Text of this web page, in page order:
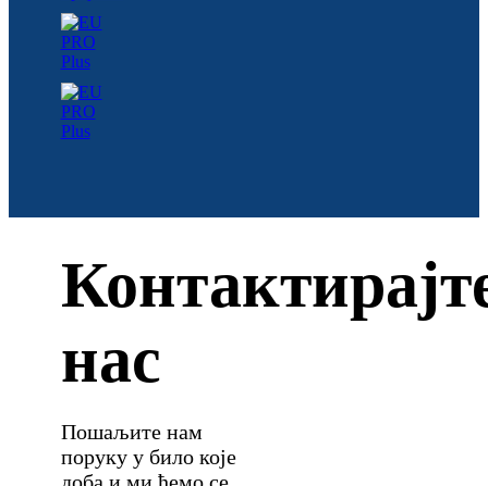
нас
Пошаљите нам
поруку у било које